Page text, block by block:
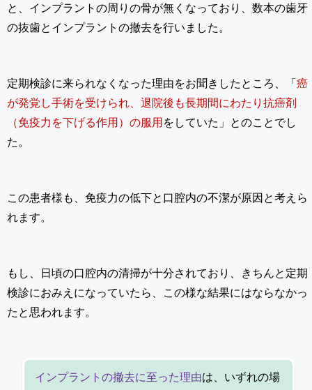
と、インプラントの周りの骨が無くなっており、数本の歯牙
の抜歯とインプラントの撤去を行いました。
定期検診に来られなくなった理由をお聞きしたところ、「癌
が発覚し手術を受けられ、退院後も長期間にわたり抗癌剤
（免疫力を下げる作用）の服用をしていた」とのことでし
た。
この患者様も、免疫力の低下と口腔内の不潔が原因と考えら
れます。
もし、日頃の口腔内の清掃が十分されており、きちんと定期
検診におみえになっていたら、この様な結果にはならなかっ
たと思われます。
インプラントの撤去に至った理由は、いずれの場